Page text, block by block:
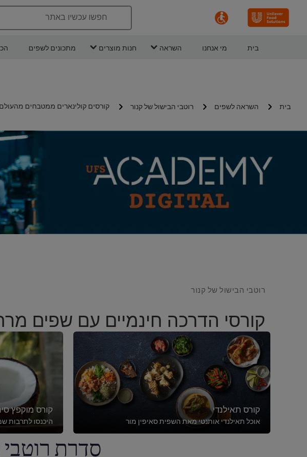
חפשו עכשיו באתר
בית מי אנחנו השראה חנות מוצרים מתכונים לשפים
בית השראה לשפים רוטבי הבישול של קנור קורסים קולינארים ממטבחים מהעולם
רוטבי הבישול של קנור
קורסי הדרכה חינמיים עם שפים
קורס תאילנדי
אוכל תאילנדי אותנטי מאת השפית סאיפין מור
קורס מוקפץ
סדרת רוטבי